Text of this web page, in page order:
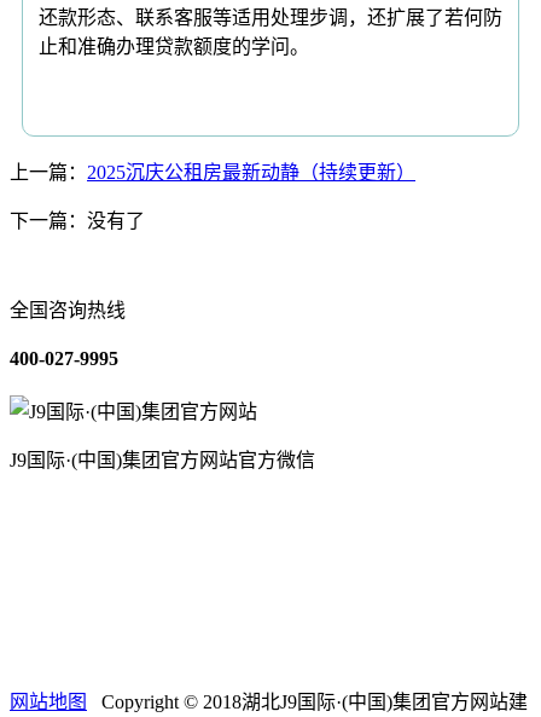
还款形态、联系客服等适用处理步调，还扩展了若何防
止和准确办理贷款额度的学问。
上一篇： 2025沉庆公租房最新动静（持续更新）
下一篇：没有了
全国咨询热线
400-027-9995
J9国际·(中国)集团官方网站官方微信
网站地图 Copyright © 2018湖北J9国际·(中国)集团官方网站建